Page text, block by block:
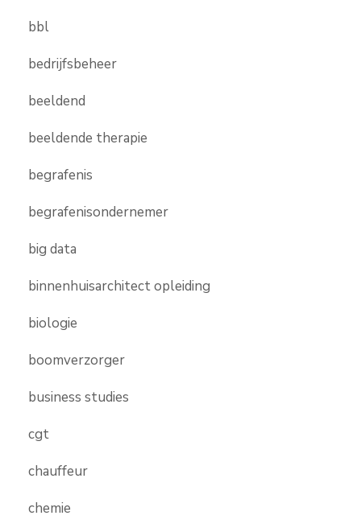
bbl
bedrijfsbeheer
beeldend
beeldende therapie
begrafenis
begrafenisondernemer
big data
binnenhuisarchitect opleiding
biologie
boomverzorger
business studies
cgt
chauffeur
chemie